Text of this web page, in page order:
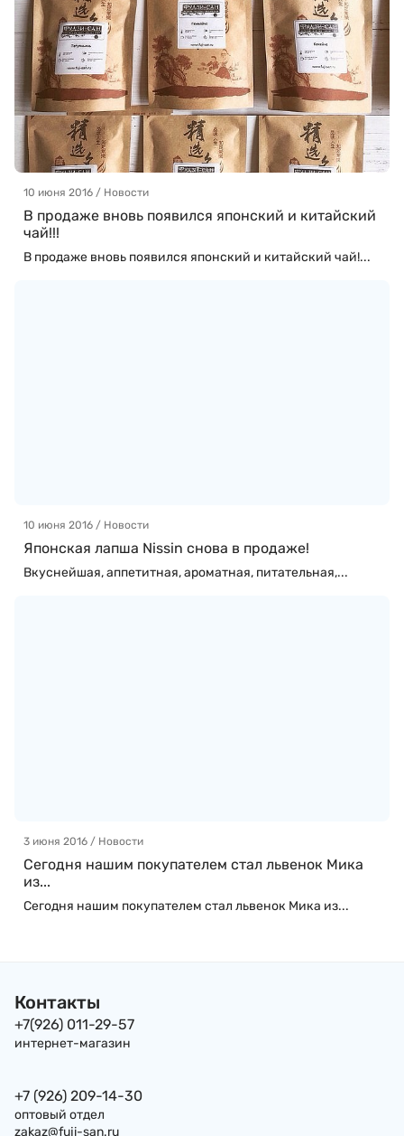
10 июня 2016 / Новости
В продаже вновь появился японский и китайский
чай!!!
В продаже вновь появился японский и китайский чай!...
10 июня 2016 / Новости
Японская лапша Nissin снова в продаже!
Вкуснейшая, аппетитная, ароматная, питательная,...
3 июня 2016 / Новости
Сегодня нашим покупателем стал львенок Мика
из...
Сегодня нашим покупателем стал львенок Мика из...
Контакты
+7(926) 011-29-57
интернет-магазин
+7 (926) 209-14-30
оптовый отдел
zakaz@fuji-san.ru